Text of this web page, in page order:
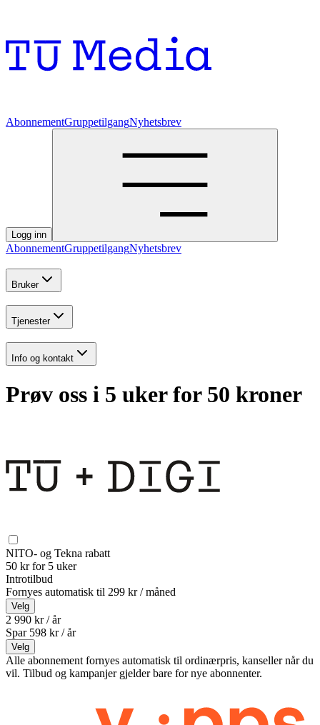
AbonnementGruppetilgangNyhetsbrev
Logg inn
AbonnementGruppetilgangNyhetsbrev
Bruker
Tjenester
Info og kontakt
Prøv oss i 5 uker for 50 kroner
NITO- og Tekna rabatt
50 kr for 5 uker
Introtilbud
Fornyes automatisk til 299 kr / måned
Velg
2 990 kr / år
Spar 598 kr /år
Velg
Alle abonnement fornyes automatisk til ordinærpris, kanseller når du
vil. Tilbud og kampanjer gjelder bare for nye abonnenter.